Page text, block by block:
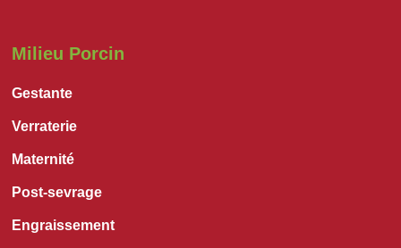
Milieu Porcin
Gestante
Verraterie
Maternité
Post-sevrage
Engraissement